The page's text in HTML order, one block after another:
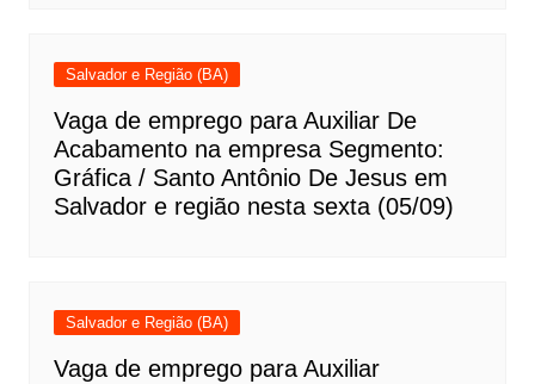
Salvador e Região (BA)
Vaga de emprego para Auxiliar De
Acabamento na empresa Segmento:
Gráfica / Santo Antônio De Jesus em
Salvador e região nesta sexta (05/09)
Salvador e Região (BA)
Vaga de emprego para Auxiliar